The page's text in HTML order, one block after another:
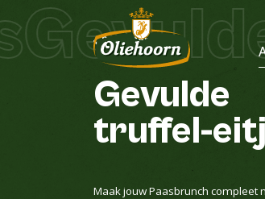
Recepten
Gevulde
truffel-
Maak jouw Paasbrunch compleet